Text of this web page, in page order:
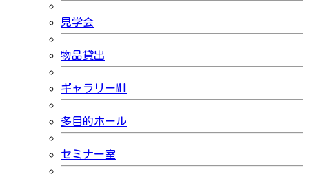
見学会
物品貸出
ギャラリーMI
多目的ホール
セミナー室